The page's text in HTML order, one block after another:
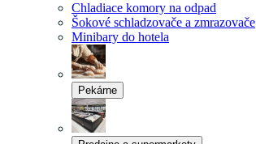
Chladiace komory na odpad
Šokové schladzovače a zmrazovače
Minibary do hotela
Pekárne